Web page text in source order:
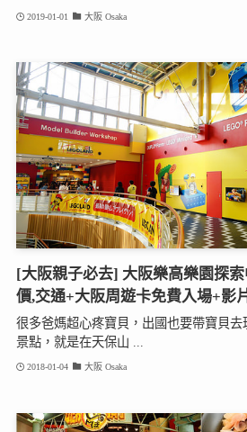
2019-01-01 大阪 Osaka
[大阪親子必去] 大阪樂高樂園探
價,交通+大阪周遊卡免費入場+影
很多爸媽超心疼寶貝，出國也要帶寶貝
景點，就是在天保山 ...
2018-01-04 大阪 Osaka